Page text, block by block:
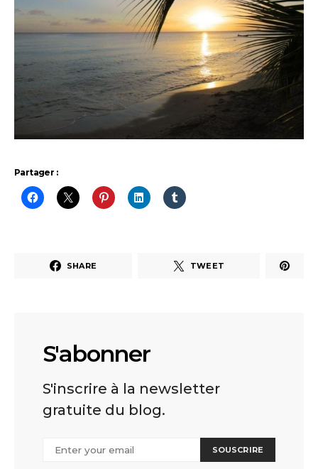
Partager :
SHARE TWEET
S'abonner
S'inscrire à la newsletter
gratuite du blog.
SOUSCRIRE